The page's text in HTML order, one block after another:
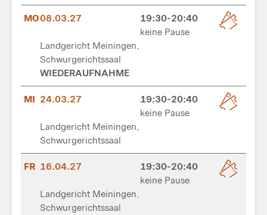
MO08.03.27
19:30-20:40
keine Pause
Landgericht Meiningen,
Schwurgerichtssaal
WIEDERAUFNAHME
MI 24.03.27
19:30-20:40
keine Pause
Landgericht Meiningen,
Schwurgerichtssaal
FR 16.04.27
19:30-20:40
keine Pause
Landgericht Meiningen,
Schwurgerichtssaal